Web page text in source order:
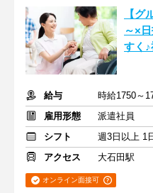
【グ
～×
すく
給与
時給1750～
雇用形態
派遣社員
シフト
週3日以上 1
アクセス
大石田駅
オンライン面接可